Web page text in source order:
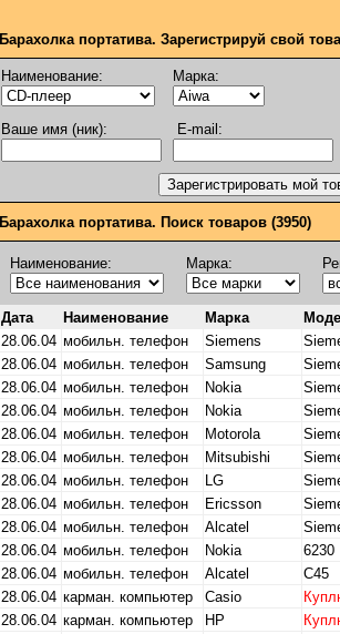
Барахолка портатива. Зарегистрируй свой
Наименование: Марка:
Ваше имя (ник): E-mail:
Барахолка портатива. Поиск товаров (3950)
Наименование: Марка:
Дата Наименование Марка
28.06.04 мобильн. телефон Siemens
28.06.04 мобильн. телефон Samsung
28.06.04 мобильн. телефон Nokia
28.06.04 мобильн. телефон Nokia
28.06.04 мобильн. телефон Motorola
28.06.04 мобильн. телефон Mitsubishi
28.06.04 мобильн. телефон LG
28.06.04 мобильн. телефон Ericsson
28.06.04 мобильн. телефон Alcatel
28.06.04 мобильн. телефон Nokia
6230
28.06.04 мобильн. телефон Alcatel
С45
28.06.04 карман. компьютер Casio
28.06.04 карман. компьютер HP